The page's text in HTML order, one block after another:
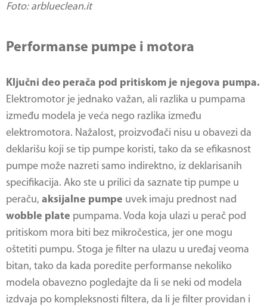
Foto: arblueclean.it
Performanse pumpe i motora
Ključni deo perača pod pritiskom je njegova pumpa.
Elektromotor je jednako važan, ali razlika u pumpama
između modela je veća nego razlika između
elektromotora. Nažalost, proizvođači nisu u obavezi da
deklarišu koji se tip pumpe koristi, tako da se efikasnost
pumpe može nazreti samo indirektno, iz deklarisanih
specifikacija. Ako ste u prilici da saznate tip pumpe u
peraču, aksijalne pumpe uvek imaju prednost nad
wobble plate pumpama. Voda koja ulazi u perač pod
pritiskom mora biti bez mikročestica, jer one mogu
oštetiti pumpu. Stoga je filter na ulazu u uređaj veoma
bitan, tako da kada poredite performanse nekoliko
modela obavezno pogledajte da li se neki od modela
izdvaja po kompleksnosti filtera, da li je filter providan i